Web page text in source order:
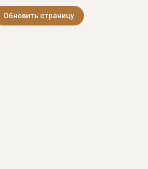
Обновить страницу